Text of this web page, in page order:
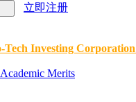
立即注册
Tech Investing
Academic Merits